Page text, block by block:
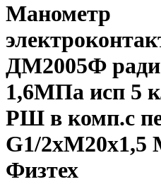
Манометр
ДМ2005Ф
1,6МПа исп 5
РШ в комп.с
G1/2xМ20х1,5
Физтех